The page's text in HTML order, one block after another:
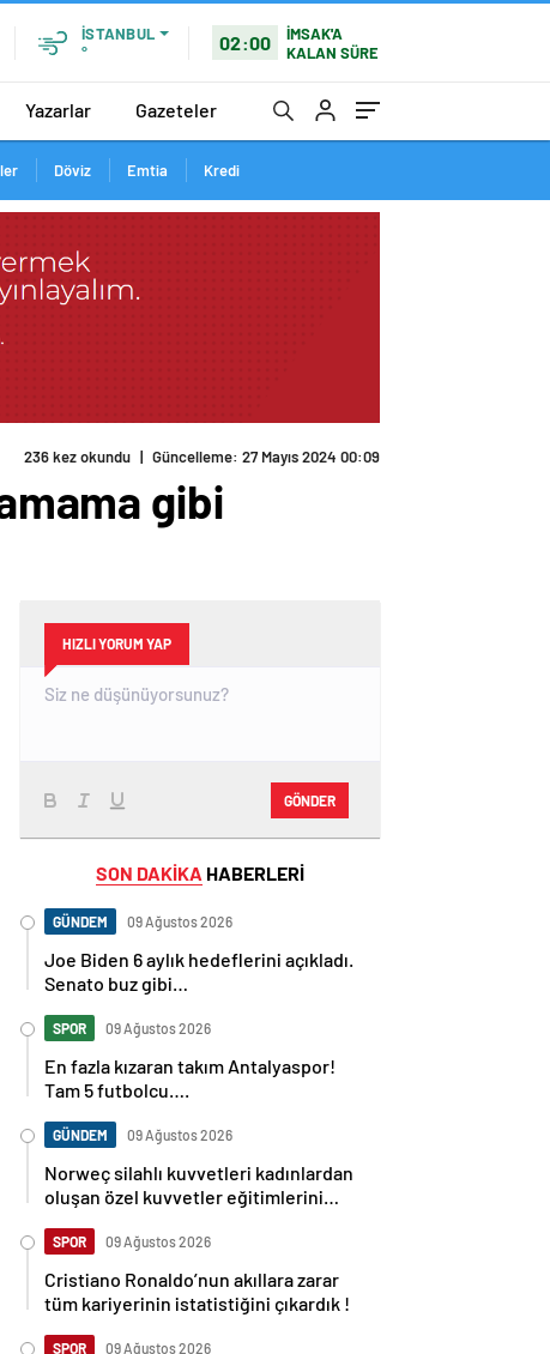
İSTANBUL
°
02:00
İMSAK'A
KALAN SÜRE
Yazarlar Gazeteler
Döviz Emtia Kredi
236 kez okundu | Güncelleme: 27 Mayıs 2024 00:09
gibi
HIZLI YORUM YAP
GÖNDER
SON DAKİKA HABERLERİ
GÜNDEM 09 Ağustos 2026
Joe Biden 6 aylık hedeflerini açıkladı.
Senato buz gibi…
SPOR 09 Ağustos 2026
En fazla kızaran takım Antalyaspor!
Tam 5 futbolcu….
GÜNDEM 09 Ağustos 2026
Norweç silahlı kuvvetleri kadınlardan
oluşan özel kuvvetler eğitimlerini
SPOR 09 Ağustos 2026
Cristiano Ronaldo’nun akıllara zarar
tüm kariyerinin istatistiğini çıkardık !
SPOR 09 Ağustos 2026